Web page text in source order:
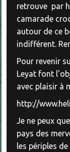
retrouve par
camarade
autour de ce
indifférent.
Pour revenir
Leyat font
avec plaisir à
http://
Je ne peux
pays des
les périples